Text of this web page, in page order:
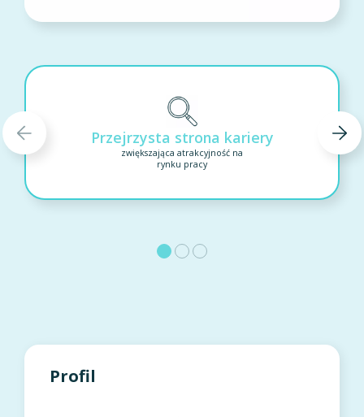
Przejrzysta strona kariery
zwiększająca atrakcyjność na
rynku pracy
Profil